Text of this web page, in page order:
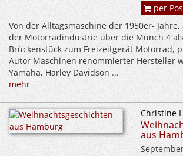
per
Von der Alltagsmaschine der 1950er-
der Motorradindustrie über die Münch 4
Brückenstück zum Freizeitgerät Motorrad,
Autor Maschinen renommierter Hersteller
Yamaha, Harley Davidson ...
mehr
Christine
aus